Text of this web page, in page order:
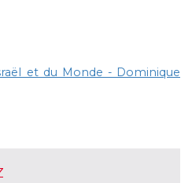
et du Monde - Dominique